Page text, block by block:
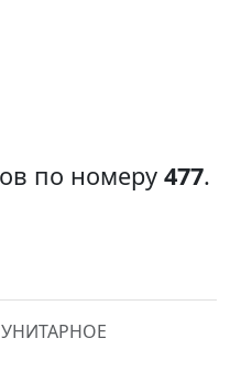
по номеру 477.